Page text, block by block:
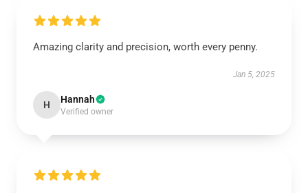
Amazing clarity and precision, worth every penny.
Jan 5, 2025
H Hannah
Verified owner